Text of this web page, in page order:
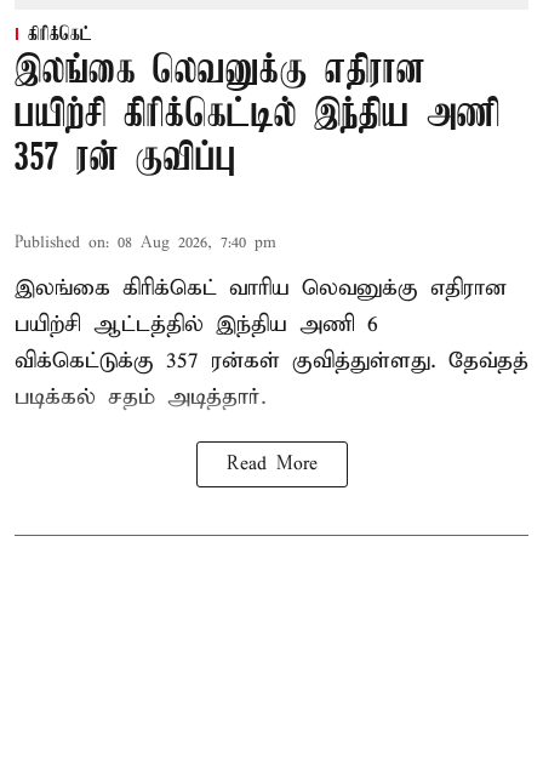
கிரிக்கெட்
இலங்கை லெவனுக்கு எதிரான
பயிற்சி கிரிக்கெட்டில் இந்திய அணி
357 ரன் குவிப்பு
Published on: 08 Aug 2026, 7:40 pm
இலங்கை கிரிக்கெட் வாரிய லெவனுக்கு எதிரான
பயிற்சி ஆட்டத்தில் இந்திய அணி 6
விக்கெட்டுக்கு 357 ரன்கள் குவித்துள்ளது. தேவ்தத்
படிக்கல் சதம் அடித்தார்.
Read More